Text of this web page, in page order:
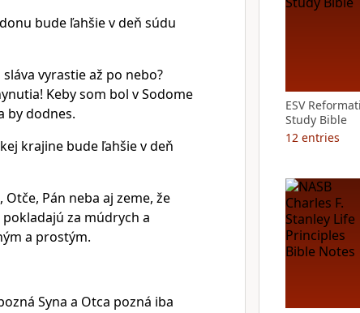
bude ľahšie v deň súdu
vyrastie až po nebo?
Keby som bol v Sodome
by dodnes.
krajine bude ľahšie v deň
Pán neba aj zeme, že
za múdrych a
a prostým.
Syna a Otca pozná iba
ESV
Study Bible
12 entries